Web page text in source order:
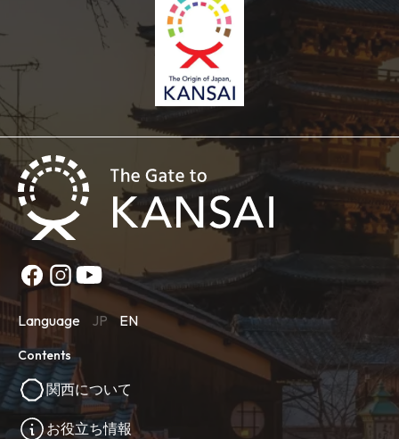
Language JP EN
Contents
関西について
お役立ち情報